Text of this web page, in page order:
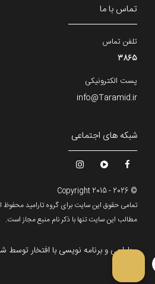
تماس با ما
تلفن تماس
3865
پست الکترونیکی
info@Taramid.ir
شبکه های اجتماعی
© Copyright 2015 - 2026
تمامی حقوق این سایت برای گروه تارامید محفوظ
مطالب این سایت تنها با ذکر نام منبع مجاز است.
طراحی و برنامه نویسی با افتخار توسط